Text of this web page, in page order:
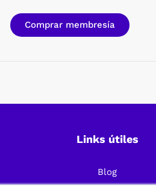
Comprar membresía
Links útiles
Blog